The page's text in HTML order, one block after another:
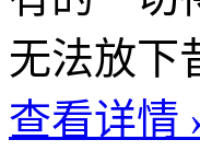
无法放下
查看详情